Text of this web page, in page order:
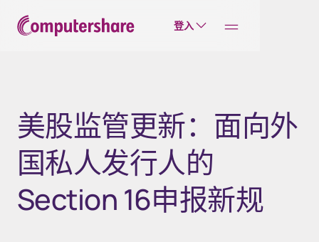
登入
美股监管更新：面向外
国私人发行人的
Section 16申报新规